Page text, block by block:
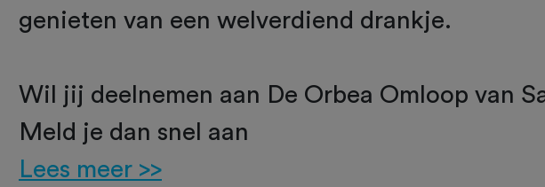
genieten van een welverdiend drankje.
Wil jij deelnemen aan De Orbea Omloop van
Meld je dan snel aan
Lees meer >>